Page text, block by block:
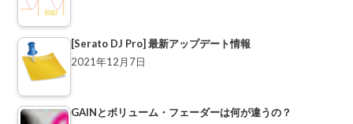
[Serato DJ Pro] 最新アップデート情報
2021年12月7日
GAINとボリューム・フェーダーは何が違うの？